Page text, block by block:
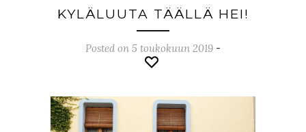
KYLÄLUUTA TÄÄLLÄ HEI!
Posted on 5 toukokuun 2019 -